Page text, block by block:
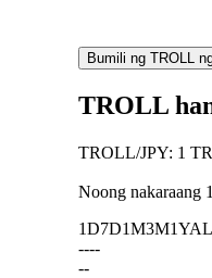
Bumili ng TROLL
TROLL
TROLL/JPY: 1
Noong nakaraang
1D7D1M3M1Y
----
--